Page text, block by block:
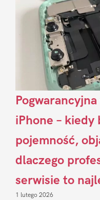
iPhone –
pojemność,
dlaczego
serwisie to
1 lutego 2026